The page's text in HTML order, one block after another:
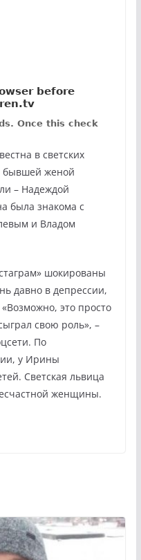
в светских
бывшей женой
– Надеждой
была знакома с
и Владом
шокированы
давно в депрессии,
это просто
свою роль», –
По
у Ирины
Светская львица
женщины.